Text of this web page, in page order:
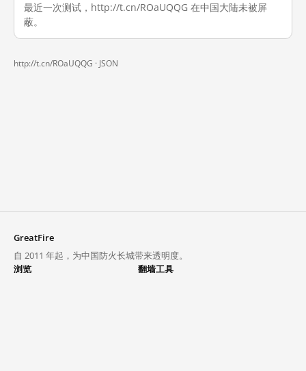
最近一次测试，http://t.cn/ROaUQQG 在中国大陆未被屏
蔽。
http://t.cn/ROaUQQG · JSON
GreatFire
自 2011 年起，为中国防火长城带来透明度。
浏览
翻墙工具